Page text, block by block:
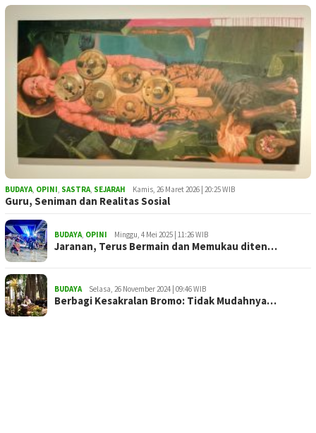
BUDAYA, OPINI, SASTRA, SEJARAH Kamis, 26 Maret 2026 | 20:25 WIB
Guru, Seniman dan Realitas Sosial
BUDAYA, OPINI Minggu, 4 Mei 2025 | 11:26 WIB
Jaranan, Terus Bermain dan Memukau diten…
BUDAYA Selasa, 26 November 2024 | 09:46 WIB
Berbagi Kesakralan Bromo: Tidak Mudahnya…